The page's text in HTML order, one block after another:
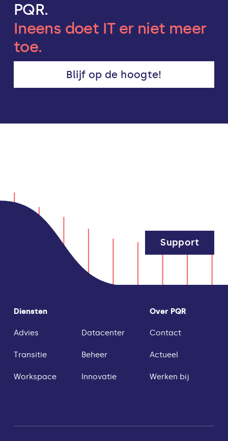
PQR.
Ineens doet IT er niet meer
toe.
Blijf op de hoogte!
Diensten
Advies
Transitie
Workspace
Datacenter
Beheer
Innovatie
Over PQR
Contact
Actueel
Werken bij
Support